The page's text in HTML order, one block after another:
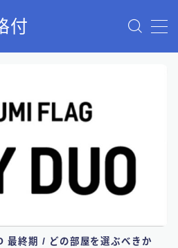
付
最終期 / どの部屋を選ぶべきか